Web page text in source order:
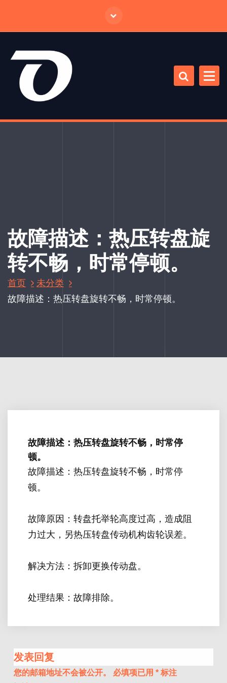
正
故障描述：热压转盘旋
转不畅，时常停顿。
首页
未分类
故障描述：热压转盘旋转不畅，时常停顿。
故障描述：热压转盘旋转不畅，时常停
顿。
故障描述：热压转盘旋转不畅，时常停
顿。
故障原因：转盘托举轮高度过高，造成阻
力过大，另热压转盘传动机构齿轮误差。
解决方法：拆卸更换传动盘。
处理结果：故障排除。
发表回复
您的邮箱地址不会被公开。 必填项已用 * 标注